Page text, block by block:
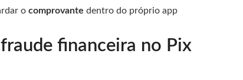
ocomprovante dentro do próprio app
financeira no Pix